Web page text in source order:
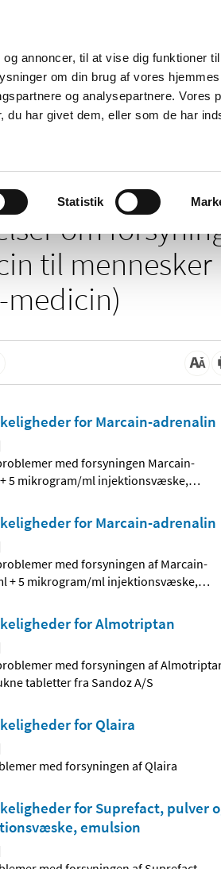
annoncer, til at vise dig funktioner
om din brug af vores
og analysepartnere. Vores
du har givet dem, eller som de har
Statistik
Nyheder Om os
Tilskud og
Apoteker og salg af
om
til mennesker
for Marcain-adrenalin
|
med forsyningen Marcain-
5 mikrogram/ml injektionsvæske,…
for Marcain-adrenalin
|
med forsyningen af Marcain-
+ 5 mikrogram/ml injektionsvæske,…
for Almotriptan
|
med forsyningen af
tabletter fra Sandoz A/S
for Qlaira
|
med forsyningen af Qlaira
for Suprefact, pulver
emulsion
|